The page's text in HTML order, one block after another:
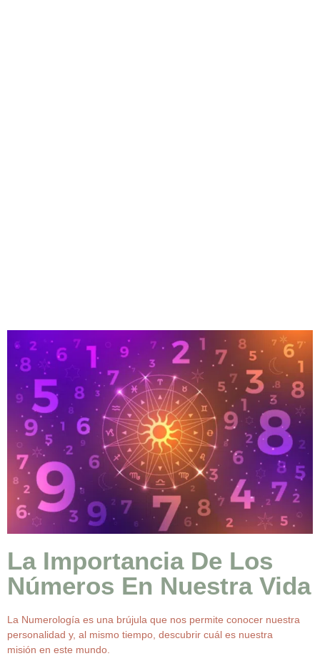
La Importancia De Los
Números En Nuestra Vida
La Numerología es una brújula que nos permite conocer nuestra
personalidad y, al mismo tiempo, descubrir cuál es nuestra
misión en este mundo.